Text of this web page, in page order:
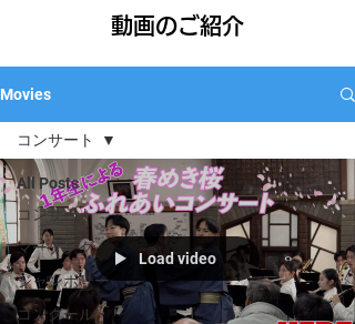
​動画のご紹介
Movies
All Posts
コンサート
マーチング
ジャンボリー
コンクール・
コンサート
Load video